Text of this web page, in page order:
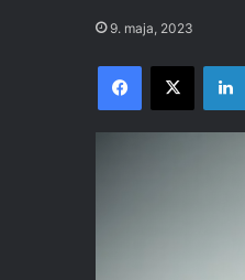
9. maja, 2023
Facebook
X